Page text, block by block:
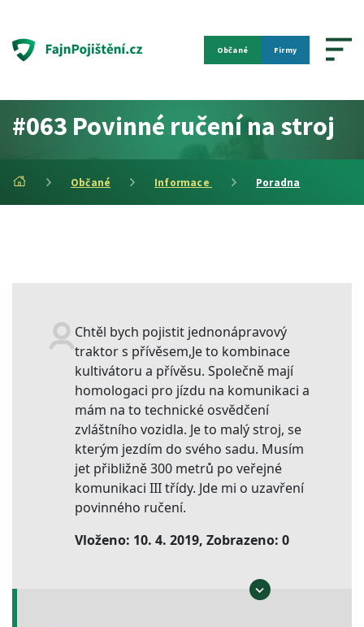
Občané Firmy
#063 Povinné ručení na stroj
Občané Informace Poradna
Chtěl bych pojistit jednonápravový
traktor s přívěsem,Je to kombinace
kultivátoru a přívěsu. Společně mají
homologaci pro jízdu na komunikaci a
mám na to technické osvědčení
zvláštního vozidla. Je to malý stroj, se
kterým jezdím do svého sadu. Musím
jet přibližně 300 metrů po veřejné
komunikaci III třídy. Jde mi o uzavření
povinného ručení.
Vloženo: 10. 4. 2019, Zobrazeno: 0